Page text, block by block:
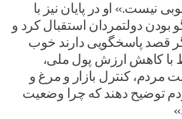
نیست.» او در پایان نیز با
بودن دولتمردان استقبال کرد و
قصد پاسخگویی دارند خوب
با کاهش ارزش پول ملی،
کنترل بازار و مرغ و
توضیح دهند که چرا وضعیت